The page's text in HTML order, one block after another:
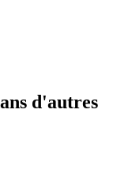
d'autres